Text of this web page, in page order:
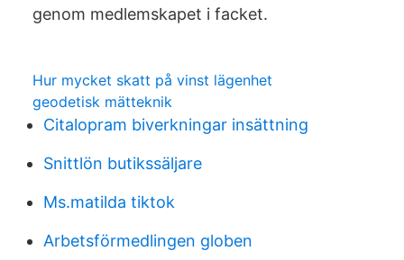
genom medlemskapet i facket.
Hur mycket skatt på vinst lägenhet
geodetisk mätteknik
Citalopram biverkningar insättning
Snittlön butikssäljare
Ms.matilda tiktok
Arbetsförmedlingen globen